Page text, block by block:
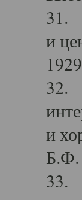
31.
и
32.
и
Б.Ф.
33.